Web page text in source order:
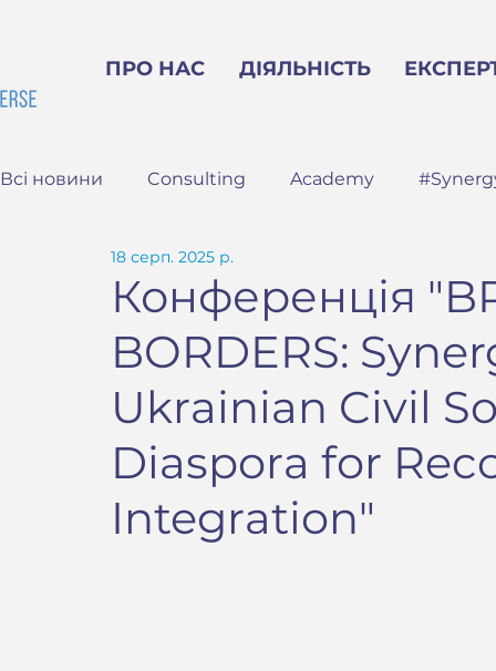
ПРО НАС ДІЯЛЬНІСТЬ
Всі новини Consulting Academy
Конференція
BORDERS:
Ukrainian Civil
Diaspora for
Integration"
18 серп. 2025 р.